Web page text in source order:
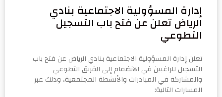
إدارة المسؤولية الاجتماعية بنادي
الرياض تعلن عن فتح باب التسجيل
التطوعي
تعلن إدارة المسؤولية الاجتماعية بنادي الرياض عن فتح باب
التسجيل للراغبين في الانضمام إلى الفريق التطوعي
والمشاركة في المبادرات والأنشطة المجتمعية، وذلك عبر
المسارات التالية: